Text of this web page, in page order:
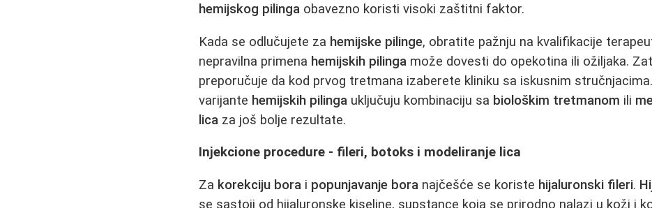
hemijskog pilinga obavezno koristi visoki zaštitni faktor.
Kada se odlučujete za hemijske pilinge, obratite pažnju na kvalifikacije
nepravilna primena hemijskih pilinga može dovesti do opekotina ili ožiljaka.
preporučuje da kod prvog tretmana izaberete kliniku sa iskusnim
varijante hemijskih pilinga uključuju kombinaciju sa biološkim tretmanom ili
lica za još bolje rezultate.
Injekcione procedure - fileri, botoks i modeliranje lica
Za korekciju bora i popunjavanje bora najčešće se koriste hijaluronski fileri.
se sastoji od hijaluronske kiseline, supstance koja se prirodno nalazi u koži i